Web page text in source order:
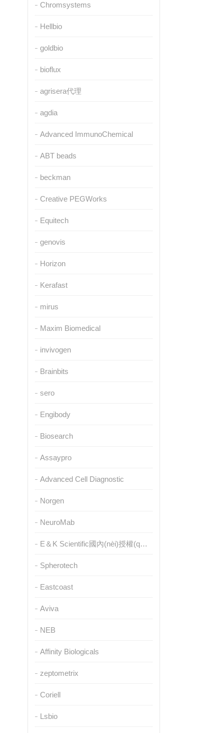
Chromsystems
Hellbio
goldbio
bioflux
agrisera代理
agdia
Advanced ImmunoChemical
ABT beads
beckman
Creative PEGWorks
Equitech
genovis
Horizon
Kerafast
mirus
Maxim Biomedical
invivogen
Brainbits
sero
Engibody
Biosearch
Assaypro
Advanced Cell Diagnostic
Norgen
NeuroMab
E＆K Scientific國內(nèi)授權(quán)代理
Spherotech
Eastcoast
Aviva
NEB
Affinity Biologicals
zeptometrix
Coriell
Lsbio